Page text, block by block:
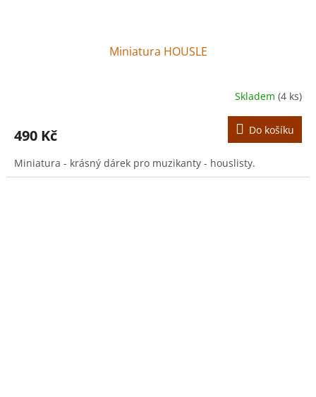
Miniatura HOUSLE
Skladem (4 ks)
490 Kč Do košíku
Miniatura - krásný dárek pro muzikanty - houslisty.